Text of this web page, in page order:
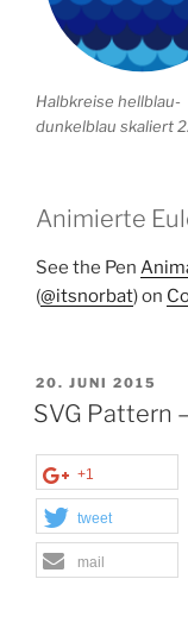
Halbkreise hellblau-
dunkelblau skaliert
Animierte
See the Pen
(@itsnorbat) on
VERÖFFENTLICHT
AM
20. JUNI 2015
SVG Pattern
+1
tweet
mail